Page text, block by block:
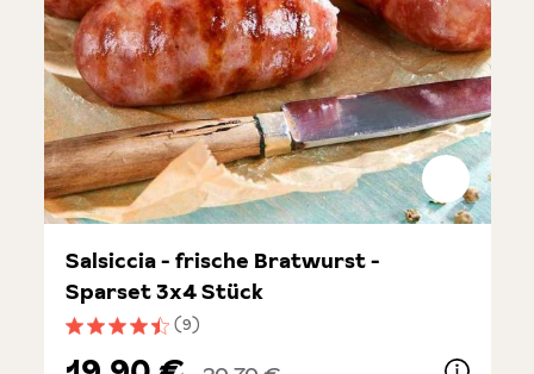
Durchschnittliche Bewertung von 4.6 von 5 Sternen
(9)
Salsiccia - frische Bratwurst -
Sparset 3x4 Stück